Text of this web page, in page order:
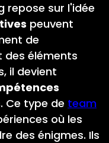
repose sur l'idée
peuvent
de
des éléments
il devient
. Ce type de team
où les
des énigmes. Ils